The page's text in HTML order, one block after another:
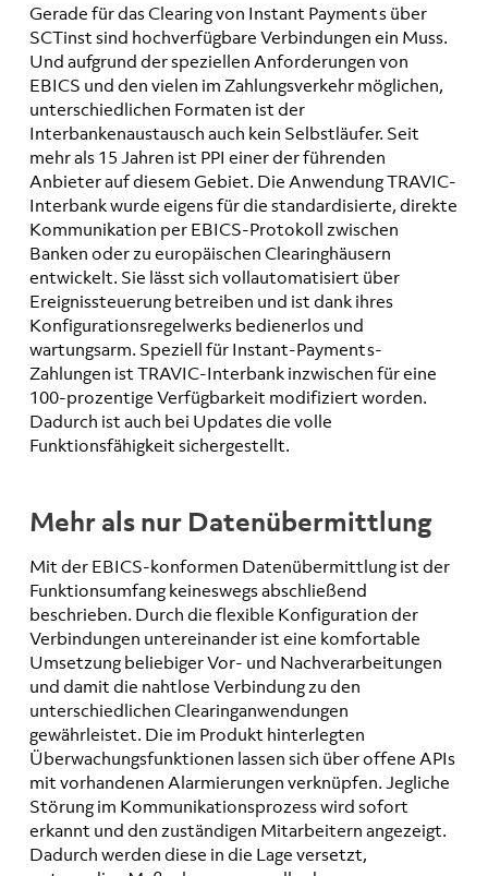
Gerade für das Clearing von Instant Payments über
SCTinst sind hochverfügbare Verbindungen ein Muss.
Und aufgrund der speziellen Anforderungen von
EBICS und den vielen im Zahlungsverkehr möglichen,
unterschiedlichen Formaten ist der
Interbankenaustausch auch kein Selbstläufer. Seit
mehr als 15 Jahren ist PPI einer der führenden
Anbieter auf diesem Gebiet. Die Anwendung TRAVIC-
Interbank wurde eigens für die standardisierte, direkte
Kommunikation per EBICS-Protokoll zwischen
Banken oder zu europäischen Clearinghäusern
entwickelt. Sie lässt sich vollautomatisiert über
Ereignissteuerung betreiben und ist dank ihres
Konfigurationsregelwerks bedienerlos und
wartungsarm. Speziell für Instant-Payments-
Zahlungen ist TRAVIC-Interbank inzwischen für eine
100-prozentige Verfügbarkeit modifiziert worden.
Dadurch ist auch bei Updates die volle
Funktionsfähigkeit sichergestellt.
Mehr als nur Datenübermittlung
Mit der EBICS-konformen Datenübermittlung ist der
Funktionsumfang keineswegs abschließend
beschrieben. Durch die flexible Konfiguration der
Verbindungen untereinander ist eine komfortable
Umsetzung beliebiger Vor- und Nachverarbeitungen
und damit die nahtlose Verbindung zu den
unterschiedlichen Clearinganwendungen
gewährleistet. Die im Produkt hinterlegten
Überwachungsfunktionen lassen sich über offene APIs
mit vorhandenen Alarmierungen verknüpfen. Jegliche
Störung im Kommunikationsprozess wird sofort
erkannt und den zuständigen Mitarbeitern angezeigt.
Dadurch werden diese in die Lage versetzt,